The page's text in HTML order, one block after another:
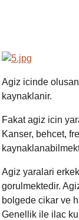
Agiz icinde
kaynaklanir.
Fakat agiz icin
Kanser, behcet,
Agiz yaralari
gorulmektedir.
bolgede cikar ve
Genellik ile ilac